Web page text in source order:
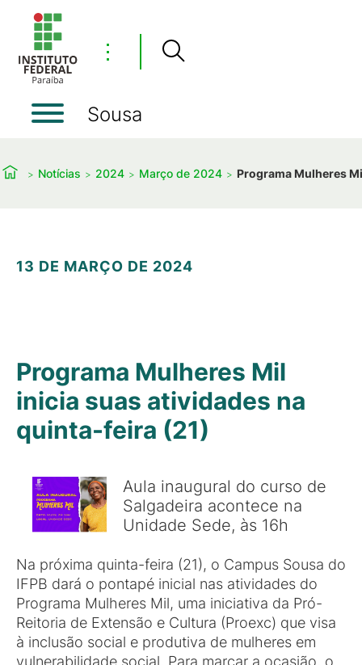
⋮
Sousa
Notícias 2024 Março de 2024 Programa Mulheres
13 DE MARÇO DE 2024
Programa Mulheres Mil
inicia suas atividades na
quinta-feira (21)
Aula inaugural do curso de
Salgadeira acontece na
Unidade Sede, às 16h
Na próxima quinta-feira (21), o Campus Sousa do
IFPB dará o pontapé inicial nas atividades do
Programa Mulheres Mil, uma iniciativa da Pró-
Reitoria de Extensão e Cultura (Proexc) que visa
à inclusão social e produtiva de mulheres em
vulnerabilidade social. Para marcar a ocasião, o